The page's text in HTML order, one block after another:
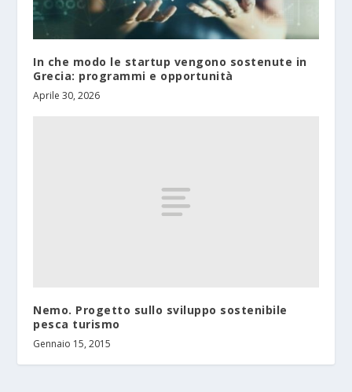
In che modo le startup vengono sostenute in
Grecia: programmi e opportunità
Aprile 30, 2026
Nemo. Progetto sullo sviluppo sostenibile
pesca turismo
Gennaio 15, 2015